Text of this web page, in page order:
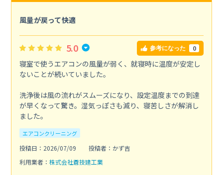
風量が戻って快適
5.0 参考になった 0
寝室で使うエアコンの風量が弱く、就寝時に温度が安定し
ないことが続いていました。
洗浄後は風の流れがスムーズになり、設定温度までの到達
が早くなって驚き。湿気っぽさも減り、寝苦しさが解消し
ました。
エアコンクリーニング
投稿日：2026/07/09
投稿者：かず吉
利用業者： 株式会社蒼技建工業